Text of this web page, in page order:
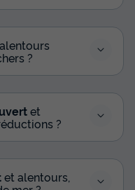
?
et
?
et alentours,